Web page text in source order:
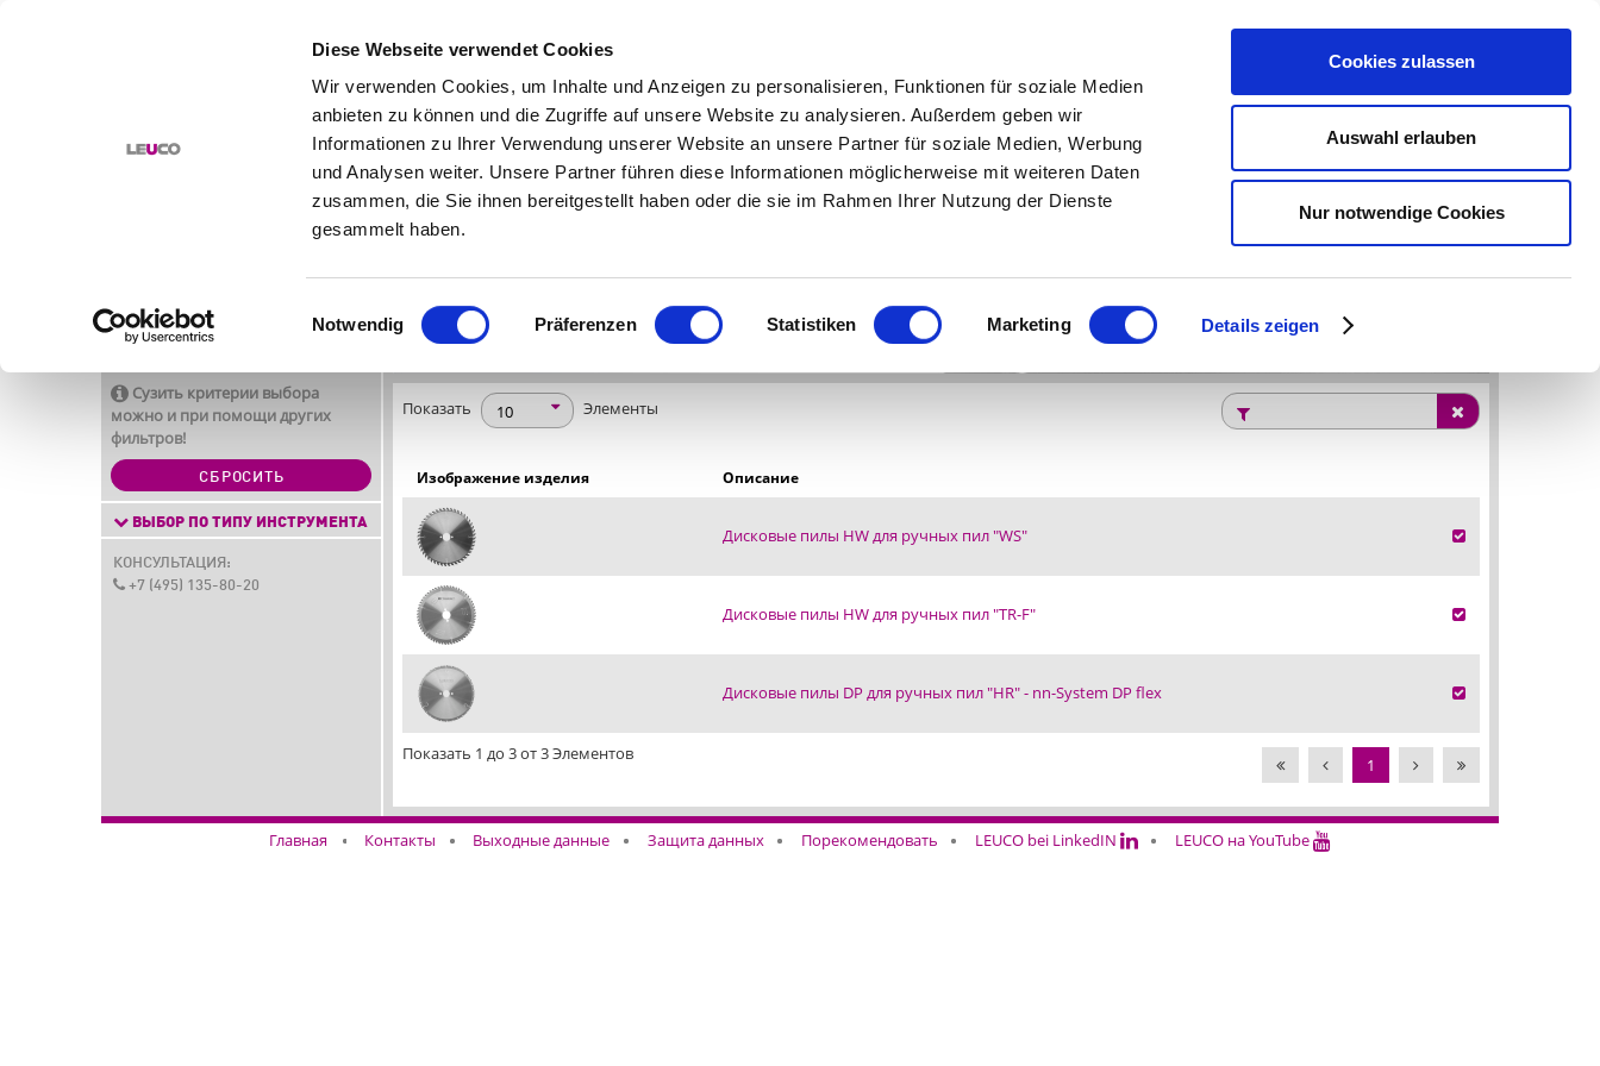
Diese Webseite verwendet Cookies
Wir verwenden Cookies, um Inhalte und Anzeigen zu personalisieren, Funktionen für soziale Medien
anbieten zu können und die Zugriffe auf unsere Website zu analysieren. Außerdem geben wir
Informationen zu Ihrer Verwendung unserer Website an unsere Partner für soziale Medien, Werbung
und Analysen weiter. Unsere Partner führen diese Informationen möglicherweise mit weiteren Daten
zusammen, die Sie ihnen bereitgestellt haben oder die sie im Rahmen Ihrer Nutzung der Dienste
gesammelt haben.
Einwilligungsauswahl
Notwendig Präferenzen Statistiken Marketing Details zeigen
Cookies zulassen
Auswahl erlauben
Nur notwendige Cookies
РЕШЕНИЯ О КОМПАНИИ ВАКАНСИИ КОНТАКТЫ
ПЕРЕЙТИ К ИНСТРУМЕНТУ
ХАРАКТЕРИСТИКИ
НАЗВАНИЯ ИЗДЕЛИЙ LEUCO
Сузить критерии выбора
можно и при помощи других
фильтров!
СБРОСИТЬ
ВЫБОР ПО ТИПУ ИНСТРУМЕНТА
КОНСУЛЬТАЦИЯ:
+7 (495) 135-80-20
ГЛАВНАЯ ДИСКОВЫЕ ПИЛЫ ДИСКОВЫЕ ПИЛЫ ДЛЯ РУЧНЫХ МАШИН
ДИСКОВЫЕ ПИЛЫ ОТ LEUCO
КАЧЕСТВО, РАЗНООБРАЗИЕ, ИННОВАЦИИ
Показать Элементы
Изображение изделия Описание
Дисковые пилы HW для ручных пил "WS"
Дисковые пилы HW для ручных пил "TR-F"
Дисковые пилы DP для ручных пил "HR" - nn-System DP flex
Показать 1 до 3 от 3 Элементов
1
Главная Контакты Выходные данные Защита данных Порекомендовать LEUCO bei LinkedIN LEUCO на YouTube